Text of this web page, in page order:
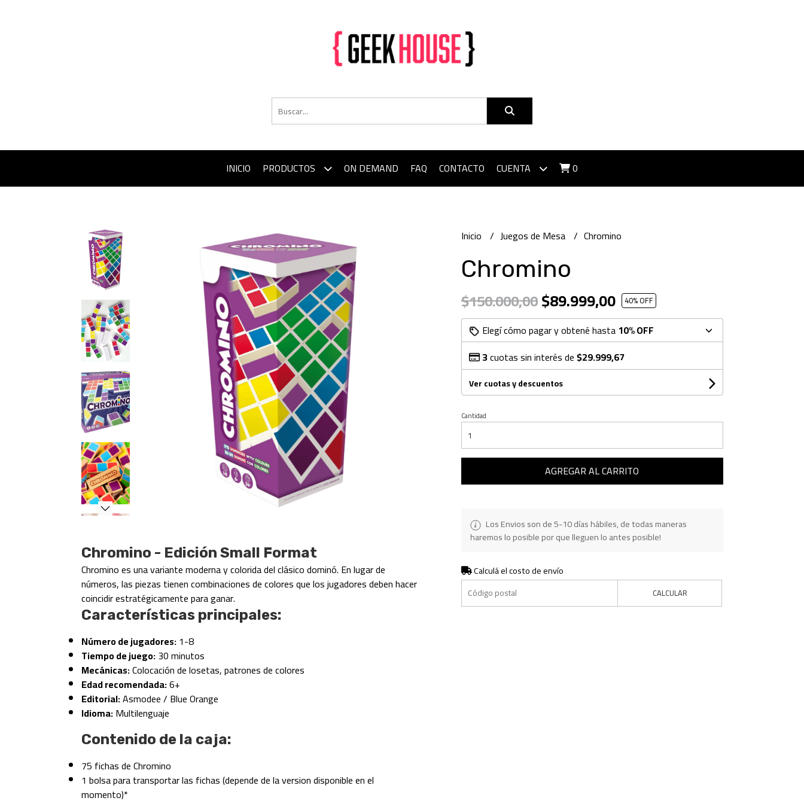
INICIO PRODUCTOS ON DEMAND FAQ CONTACTO CUENTA 0
Chromino - Edición Small Format
Chromino es una variante moderna y colorida del clásico dominó. En lugar de
números, las piezas tienen combinaciones de colores que los jugadores deben hacer
coincidir estratégicamente para ganar.
Características principales:
Número de jugadores:1-8
Tiempo de juego:30 minutos
Mecánicas:Colocación de losetas, patrones de colores
Edad recomendada:6+
Editorial:Asmodee / Blue Orange
Idioma:Multilenguaje
Contenido de la caja:
75 fichas de Chromino
1 bolsa para transportar las fichas (depende de la version disponible en el
momento)*
Inicio Juegos de Mesa Chromino
Chromino
$150.000,00$89.999,00 40% OFF
Elegí cómo pagar y obtené hasta 10% OFF
3cuotas sin interés de$29.999,67
Ver cuotas y descuentos
Cantidad
AGREGAR AL CARRITO
Los Envios son de 5-10 días hábiles, de todas maneras
haremos lo posible por que lleguen lo antes posible!
Calculá el costo de envío
CALCULAR